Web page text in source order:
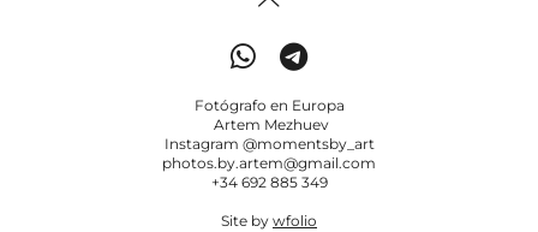
Fotógrafo en Europa
Artem Mezhuev
Instagram @momentsby_art
photos.by.artem@gmail.com
+34 692 885 349
Site by wfolio